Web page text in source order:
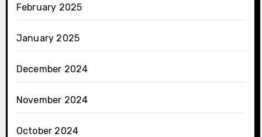
February 2025
January 2025
December 2024
November 2024
October 2024